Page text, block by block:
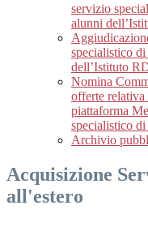
servizio
alunni
specialistico di
dell’Istituto
Nomina
offerte relativa
piattaforma
specialistico di
Archivio
Acquisizione
all'estero